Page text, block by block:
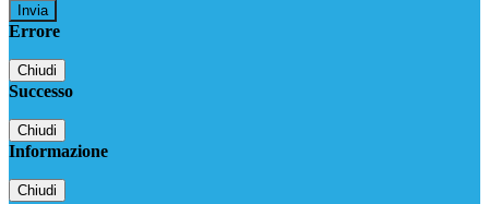
Errore
Chiudi
Successo
Chiudi
Informazione
Chiudi